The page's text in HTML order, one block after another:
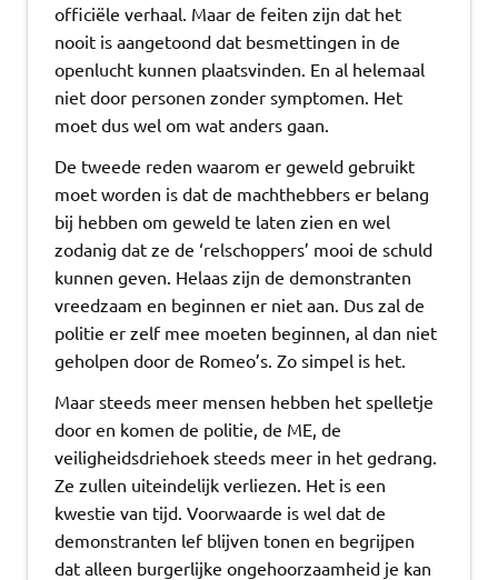
officiële verhaal. Maar de feiten zijn dat het
nooit is aangetoond dat besmettingen in de
openlucht kunnen plaatsvinden. En al helemaal
niet door personen zonder symptomen. Het
moet dus wel om wat anders gaan.
De tweede reden waarom er geweld gebruikt
moet worden is dat de machthebbers er belang
bij hebben om geweld te laten zien en wel
zodanig dat ze de ‘relschoppers’ mooi de schuld
kunnen geven. Helaas zijn de demonstranten
vreedzaam en beginnen er niet aan. Dus zal de
politie er zelf mee moeten beginnen, al dan niet
geholpen door de Romeo’s. Zo simpel is het.
Maar steeds meer mensen hebben het spelletje
door en komen de politie, de ME, de
veiligheidsdriehoek steeds meer in het gedrang.
Ze zullen uiteindelijk verliezen. Het is een
kwestie van tijd. Voorwaarde is wel dat de
demonstranten lef blijven tonen en begrijpen
dat alleen burgerlijke ongehoorzaamheid je kan